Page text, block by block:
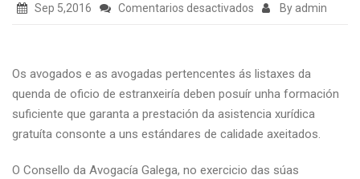
Sep 5,2016 Comentarios desactivados en
Dereito
Estranxeiría
2016
By admin
Os avogados e as avogadas pertencentes ás listaxes da
quenda de oficio de estranxeiría deben posuír unha formación
suficiente que garanta a prestación da asistencia xurídica
gratuíta consonte a uns estándares de calidade axeitados.
O Consello da Avogacía Galega, no exercicio das súas